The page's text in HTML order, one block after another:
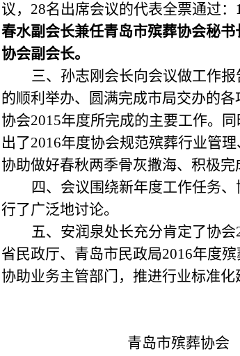
议，28名出席会议的代表全票通过：
春水副会长兼任青岛市殡葬协会秘
协会副会长。
三、孙志刚会长向会议做工作
的顺利举办、圆满完成市局交办的
协会2015年度所完成的主要工作。
出了2016年度协会规范殡葬行业管
协助做好春秋两季骨灰撒海、积极完
四、会议围绕新年度工作任务
行了广泛地讨论。
五、安润泉处长充分肯定了协
省民政厅、青岛市民政局2016年度
协助业务主管部门，推进行业标准化
青岛市殡葬协会